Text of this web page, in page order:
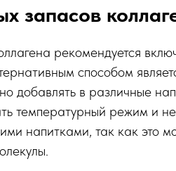
запасов
рекомендуется
способом
добавлять в различные
температурный режим и
напитками, так как это